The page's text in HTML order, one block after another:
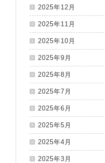
2025年12月
2025年11月
2025年10月
2025年9月
2025年8月
2025年7月
2025年6月
2025年5月
2025年4月
2025年3月